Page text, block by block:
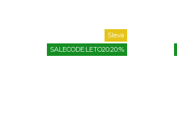
Sleva
SALECODE:LETO20:20:%